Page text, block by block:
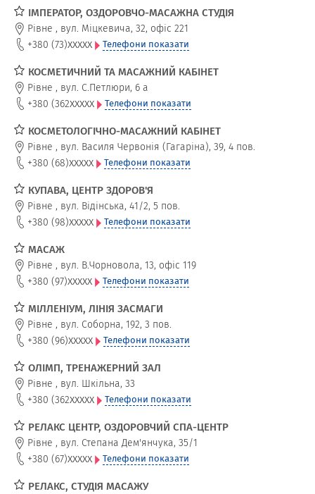
ІМПЕРАТОР, ОЗДОРОВЧО-МАСАЖНА СТУДІЯ
Рівне , вул. Міцкевича, 32, офіс 221
+380 (73)xxxxx Телефони показати
КОСМЕТИЧНИЙ ТА МАСАЖНИЙ КАБІНЕТ
Рівне , вул. С.Петлюри, 6 а
+380 (362xxxxx Телефони показати
КОСМЕТОЛОГІЧНО-МАСАЖНИЙ КАБІНЕТ
Рівне , вул. Василя Червонія (Гагаріна), 39, 4 пов.
+380 (68)xxxxx Телефони показати
КУПАВА, ЦЕНТР ЗДОРОВ'Я
Рівне , вул. Відінська, 41/2, 5 пов.
+380 (98)xxxxx Телефони показати
МАСАЖ
Рівне , вул. В.Чорновола, 13, офіс 119
+380 (97)xxxxx Телефони показати
МІЛЛЕНІУМ, ЛІНІЯ ЗАСМАГИ
Рівне , вул. Соборна, 192, 3 пов.
+380 (96)xxxxx Телефони показати
ОЛІМП, ТРЕНАЖЕРНИЙ ЗАЛ
Рівне , вул. Шкільна, 33
+380 (362xxxxx Телефони показати
РЕЛАКС ЦЕНТР, ОЗДОРОВЧИЙ СПА-ЦЕНТР
Рівне , вул. Степана Дем'янчука, 35/1
+380 (67)xxxxx Телефони показати
РЕЛАКС, СТУДІЯ МАСАЖУ